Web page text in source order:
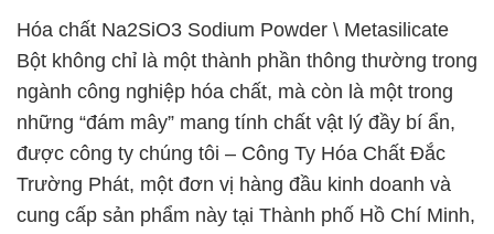
Hóa chất Na2SiO3 Sodium Powder \ Metasilicate
Bột không chỉ là một thành phần thông thường trong
ngành công nghiệp hóa chất, mà còn là một trong
những “đám mây” mang tính chất vật lý đầy bí ẩn,
được công ty chúng tôi – Công Ty Hóa Chất Đắc
Trường Phát, một đơn vị hàng đầu kinh doanh và
cung cấp sản phẩm này tại Thành phố Hồ Chí Minh,